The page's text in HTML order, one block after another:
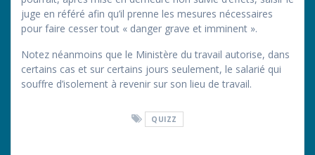
juge en référé afin qu’il prenne les mesures nécessaires
pour faire cesser tout « danger grave et imminent ».
Notez néanmoins que le Ministère du travail autorise, dans
certains cas et sur certains jours seulement, le salarié qui
souffre d’isolement à revenir sur son lieu de travail.
QUIZZ